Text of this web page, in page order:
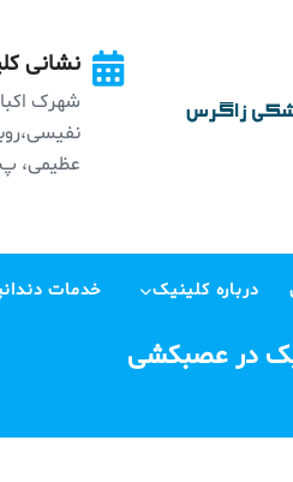
نشانی
شهرک
عظیمی، پ 42،
درباره کلینیک خدمات
در عصبکشی